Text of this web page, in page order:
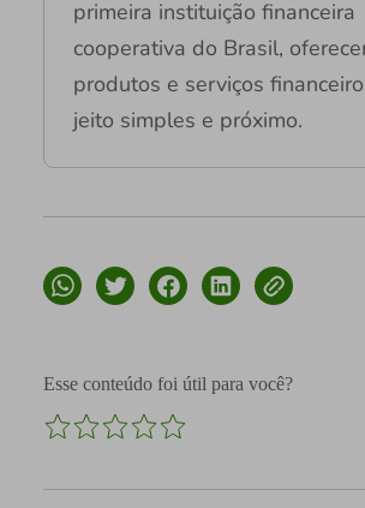
primeira instituição financeira
cooperativa do Brasil,
produtos e serviços
jeito simples e próximo.
Esse conteúdo foi útil para você?